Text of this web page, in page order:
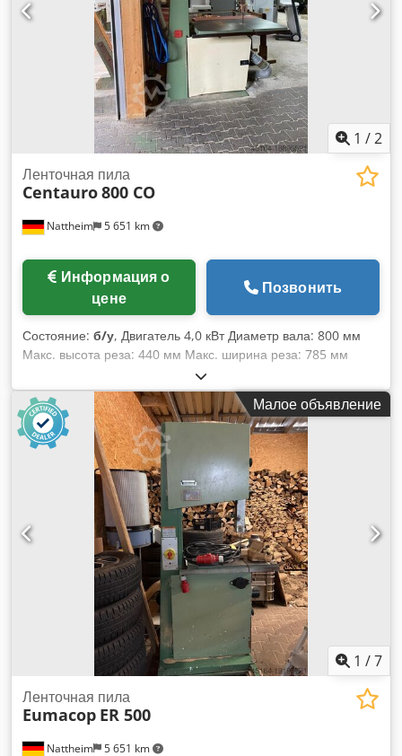
1 /2
Nattheim 5 651 km
Ленточная пила
Centauro800 CO
цене
Позвонить
Состояние: б/у, Двигатель 4,0 кВт Диаметр вала: 800 мм
Макс. высота реза: 440 мм Макс. ширина реза: 785 мм
Высота стола: 970 мм Размеры стола: 1170 x 800 мм
Ширина полотна: 40 x 7/10 мм Длина полотна: 5630 мм
Диаметр патрубка отсоса: 120 мм Габариты: 1625 x 940 x
2516 мм Вес: 650 кг Место хранения: Наттхайм Dedpfx
Alewayzbeneck
Малое объявление
1 /7
Nattheim 5 651 km
Ленточная пила
Eumacop ER 500